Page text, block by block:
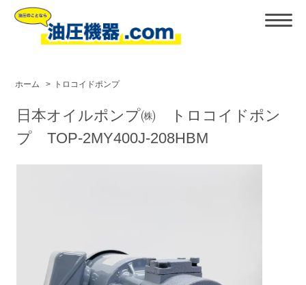
ホーム > トロコイドポンプ
日本オイルポンプ㈱ トロコイドポン
プ TOP-2MY400J-208HBM